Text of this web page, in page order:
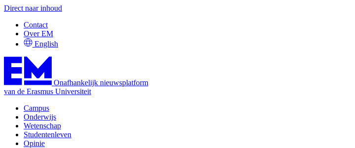
Direct naar inhoud
Contact
Over EM
English
Onafhankelijk nieuwsplatform
van de Erasmus Universiteit
Campus
Onderwijs
Wetenschap
Studentenleven
Opinie